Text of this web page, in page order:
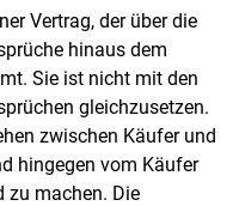
Vertrag, der über die
hinaus dem
Sie ist nicht mit den
gleichzusetzen.
zwischen Käufer und
hingegen vom Käufer
zu machen. Die